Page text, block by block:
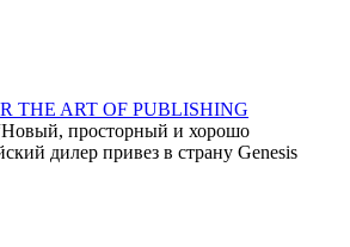
THE ART OF PUBLISHING
просторный и хорошо
дилер привез в страну Genesis